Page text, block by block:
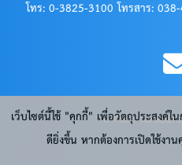
โทร: 0-3825-3100 โทรสาร:
e-Mail:
เว็บไซต์นี้ใช้ "คุกกี้" เพื่อวัตถุประสงค์ใ
ดียิ่งขึ้น หากต้องการเปิดใช้ง